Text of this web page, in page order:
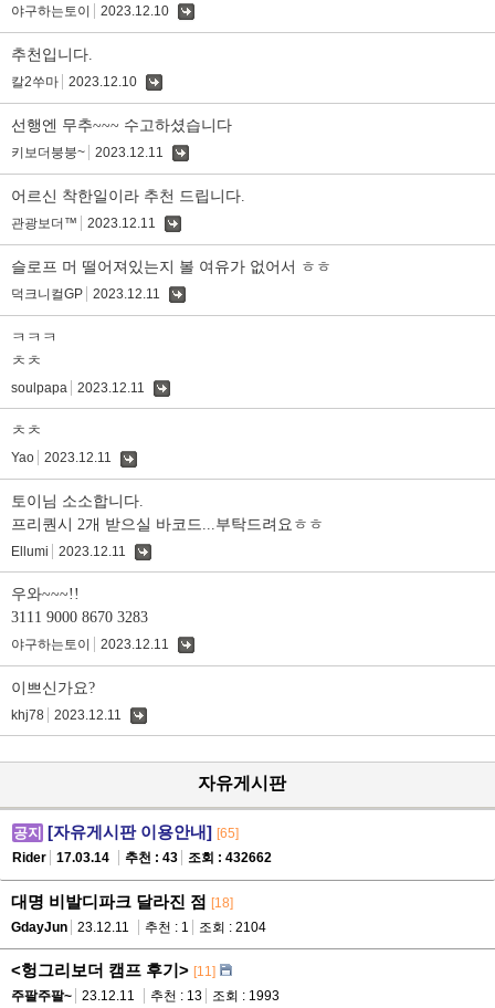
야구하는토이 2023.12.10
추천입니다.
칼2쑤마 2023.12.10
선행엔 무추~~~ 수고하셨습니다
키보더붕붕~ 2023.12.11
어르신 착한일이라 추천 드립니다.
관광보더™ 2023.12.11
슬로프 머 떨어져있는지 볼 여유가 없어서 ㅎㅎ
덕크니컬GP 2023.12.11
ㅋㅋㅋ
ㅊㅊ
soulpapa 2023.12.11
ㅊㅊ
Yao 2023.12.11
토이님 소소합니다.
프리퀀시 2개 받으실 바코드...부탁드려요ㅎㅎ
Ellumi 2023.12.11
우와~~~!!
3111 9000 8670 3283
야구하는토이 2023.12.11
이쁘신가요?
khj78 2023.12.11
자유게시판
공지 [자유게시판 이용안내] [65]
Rider
17.03.14 추천 : 43 조회 : 432662
대명 비발디파크 달라진 점 [18]
GdayJun
23.12.11 추천 : 1 조회 : 2104
<헝그리보더 캠프 후기> [11]
주팔주팔~
23.12.11 추천 : 13 조회 : 1993